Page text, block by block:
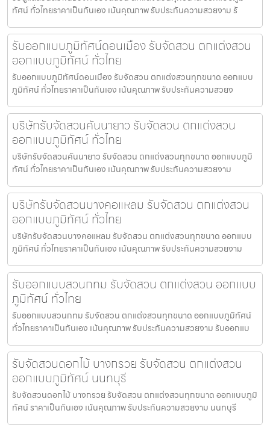
ทัศน์ ทั่วไทยราคาเป็นกันเอง เน้นคุณภาพ รับประกันความสวยงาม รั
รับออกแบบภูมิทัศน์ดอนเมือง รับจัดสวน ตกแต่งสวน
ออกแบบภูมิทัศน์ ทั่วไทย
รับออกแบบภูมิทัศน์ดอนเมือง รับจัดสวน ตกแต่งสวนทุกขนาด ออกแบบ
ภูมิทัศน์ ทั่วไทยราคาเป็นกันเอง เน้นคุณภาพ รับประกันความสวยง
บริษัทรับจัดสวนคันนายาว รับจัดสวน ตกแต่งสวน
ออกแบบภูมิทัศน์ ทั่วไทย
บริษัทรับจัดสวนคันนายาว รับจัดสวน ตกแต่งสวนทุกขนาด ออกแบบภูมิ
ทัศน์ ทั่วไทยราคาเป็นกันเอง เน้นคุณภาพ รับประกันความสวยงาม
บริษัทรับจัดสวนบางคอแหลม รับจัดสวน ตกแต่งสวน
ออกแบบภูมิทัศน์ ทั่วไทย
บริษัทรับจัดสวนบางคอแหลม รับจัดสวน ตกแต่งสวนทุกขนาด ออกแบบ
ภูมิทัศน์ ทั่วไทยราคาเป็นกันเอง เน้นคุณภาพ รับประกันความสวยงาม
รับออกแบบสวนกทม รับจัดสวน ตกแต่งสวน ออกแบบ
ภูมิทัศน์ ทั่วไทย
รับออกแบบสวนกทม รับจัดสวน ตกแต่งสวนทุกขนาด ออกแบบภูมิทัศน์
ทั่วไทยราคาเป็นกันเอง เน้นคุณภาพ รับประกันความสวยงาม รับออกแบ
รับจัดสวนดอกไม้ บางกรวย รับจัดสวน ตกแต่งสวน
ออกแบบภูมิทัศน์ นนทบุรี
รับจัดสวนดอกไม้ บางกรวย รับจัดสวน ตกแต่งสวนทุกขนาด ออกแบบภูมิ
ทัศน์ ราคาเป็นกันเอง เน้นคุณภาพ รับประกันความสวยงาม นนทบุรี